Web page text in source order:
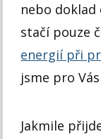
nebo
stačí pouze
energií při
jsme pro
Jakmile